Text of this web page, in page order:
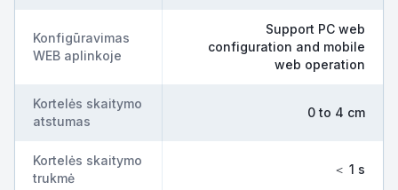
Konfigūravimas
WEB aplinkoje
Support PC web
configuration and mobile
web operation
Kortelės skaitymo
atstumas
0 to 4 cm
Kortelės skaitymo
trukmė
＜ 1 s